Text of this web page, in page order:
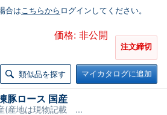
合はこちらから ログインしてください。
価格: 非公開
注文締切
類似品を探す マイカタログに追加
豚ロース 国産
(産地は現物記載 ...